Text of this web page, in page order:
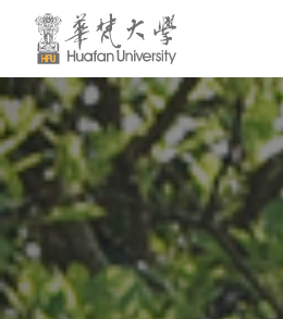
跳到頁面主要內容區